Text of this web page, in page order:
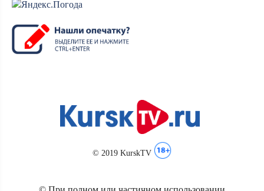
© 2019 KurskTV